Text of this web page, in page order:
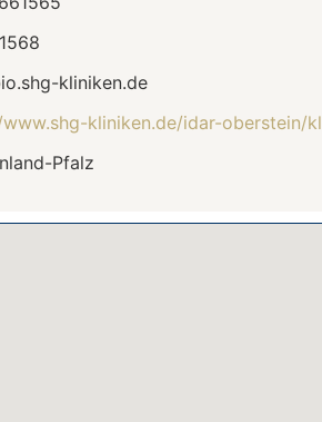
kliniken.de
kliniken.de/idar-oberstein/
Pfalz